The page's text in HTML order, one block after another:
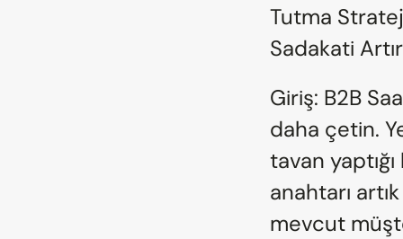
Tutma
Sadakati
Giriş: B2B
daha çetin.
tavan
anahtarı
mevcut